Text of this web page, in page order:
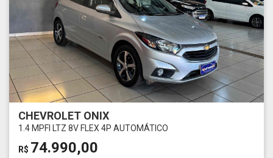
CHEVROLET ONIX
1.4 MPFI LTZ 8V FLEX 4P AUTOMÁTICO
R$ 74.990,00